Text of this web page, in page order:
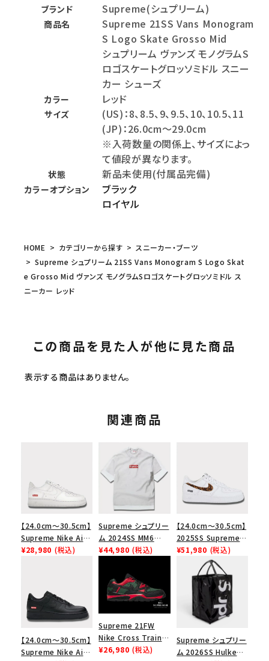
ブランド Supreme(シュプリーム)
商品名
Supreme 21SS Vans Monogram
S Logo Skate Grosso Mid
シュプリーム ヴァンズ モノグラムS
ロゴスケートグロッソミドル スニー
カー シューズ
カラー レッド
サイズ
(US)：8、8.5、9、9.5、10、10.5、11
(JP)：26.0cm～29.0cm
※入荷数量の関係上、サイズによっ
て値段が異なります。
状態 新品未使用(付属品完備)
カラーオプション
ブラック
ロイヤル
HOME カテゴリーから探す
スニーカー・ブーツ
Supreme シュプリーム 21SS Vans Monogram S Logo Skat
e Grosso Mid ヴァンズ モノグラムSロゴスケートグロッソミドル ス
ニーカー レッド
この商品を見た人が他に見た商品
表示する商品はありません。
関連商品
【24.0cm～30.5cm】
Supreme Nike Air
Force 1 Low シュプ
¥28,980 (税込)
Supreme シュプリー
ム 2024SS MM6
Maison Margiela
メゾンマルジェラボッ
クスロゴTシャツ ホ
ワイト 白
¥44,980 (税込)
【24.0cm～30.5cm】
2025SS Supreme
GOODENOUGH
Nike Air Force 1
Low AF1 シュプリー
ムグッドイナフ ナイキ
エアフォース１スニー
カー シューズ ホワイ
¥51,980 (税込)
【24.0cm～30.5cm】
Supreme Nike Air
Supreme 21FW
Nike Cross Trainer
Low ナイキクロスト
¥26,980 (税込)
Supreme シュプリー
ム 2026SS Hulken